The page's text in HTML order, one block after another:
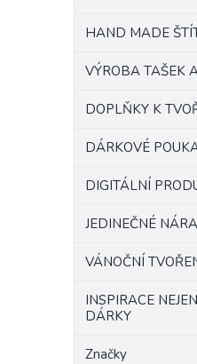
HAND MADE
VÝROBA TAŠEK
DOPLŇKY K
DÁRKOVÉ
DIGITÁLNÍ
JEDINEČNÉ
VÁNOČNÍ
INSPIRACE
DÁRKY
Značky